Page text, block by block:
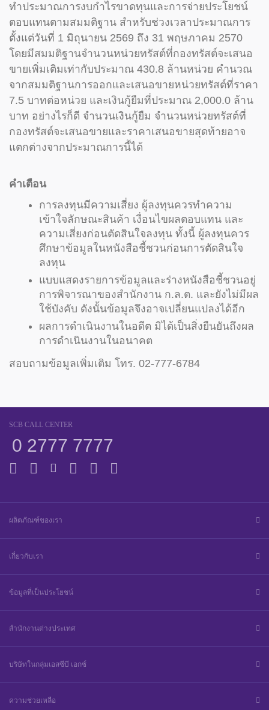
ทำประมาณการงบกำไรขาดทุนและการจ่ายประโยชน์
ตอบแทนตามสมมติฐาน สำหรับช่วงเวลาประมาณการ
ตั้งแต่วันที่ 1 มิถุนายน 2569 ถึง 31 พฤษภาคม 2570
โดยมีสมมติฐานจำนวนหน่วยทรัสต์ที่กองทรัสต์จะเสนอ
ขายเพิ่มเติมเท่ากับประมาณ 430.8 ล้านหน่วย คำนวณ
จากสมมติฐานการออกและเสนอขายหน่วยทรัสต์ที่ราคา
7.5 บาทต่อหน่วย และเงินกู้ยืมที่ประมาณ 2,000.0 ล้าน
บาท อย่างไรก็ดี จำนวนเงินกู้ยืม จำนวนหน่วยทรัสต์ที่
กองทรัสต์จะเสนอขายและราคาเสนอขายสุดท้ายอาจ
แตกต่างจากประมาณการนี้ได้
คำเตือน
การลงทุนมีความเสี่ยง ผู้ลงทุนควรทำความ
เข้าใจลักษณะสินค้า เงื่อนไขผลตอบแทน และ
ความเสี่ยงก่อนตัดสินใจลงทุน ทั้งนี้ ผู้ลงทุนควร
ศึกษาข้อมูลในหนังสือชี้ชวนก่อนการตัดสินใจ
ลงทุน
แบบแสดงรายการข้อมูลและร่างหนังสือชี้ชวนอยู่
การพิจารณาของสำนักงาน ก.ล.ต. และยังไม่มีผล
ใช้บังคับ ดังนั้นข้อมูลจึงอาจเปลี่ยนแปลงได้อีก
ผลการดำเนินงานในอดีต มิได้เป็นสิ่งยืนยันถึงผล
การดำเนินงานในอนาคต
สอบถามข้อมูลเพิ่มเติม โทร. 02-777-6784
SCB CALL CENTER
0 2777 7777
ผลิตภัณฑ์ของเรา
เกี่ยวกับเรา
ข้อมูลที่เป็นประโยชน์
สำนักงานต่างประเทศ
บริษัทในกลุ่มเอสซีบี เอกซ์
ความช่วยเหลือ